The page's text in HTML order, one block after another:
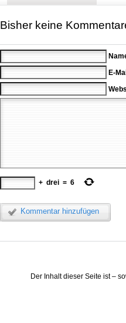
Bisher keine
E-
+ drei = 6
Kommentar hinzufügen
Der Inhaltdieser Seite ist –